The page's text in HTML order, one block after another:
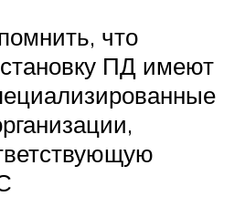
что
ПД имеют